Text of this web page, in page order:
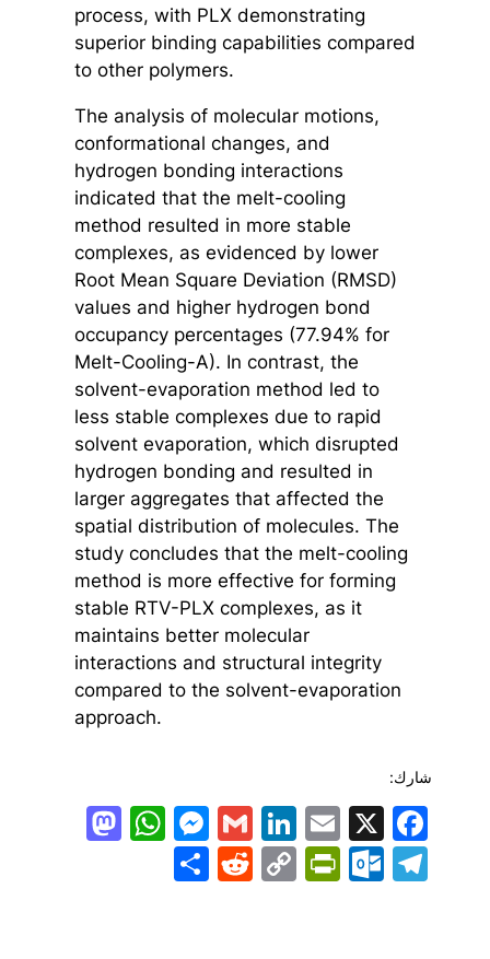
process, with PLX demonstrating
superior binding capabilities compared
to other polymers.
The analysis of molecular motions,
conformational changes, and
hydrogen bonding interactions
indicated that the melt-cooling
method resulted in more stable
complexes, as evidenced by lower
Root Mean Square Deviation (RMSD)
values and higher hydrogen bond
occupancy percentages (77.94% for
Melt-Cooling-A). In contrast, the
solvent-evaporation method led to
less stable complexes due to rapid
solvent evaporation, which disrupted
hydrogen bonding and resulted in
larger aggregates that affected the
spatial distribution of molecules. The
study concludes that the melt-cooling
method is more effective for forming
stable RTV-PLX complexes, as it
maintains better molecular
interactions and structural integrity
compared to the solvent-evaporation
approach.
شارك:
Facebook
X
Email
LinkedIn
Gmail
Telegram
Outlook.com
PrintFriendly
Copy
Reddit
Share